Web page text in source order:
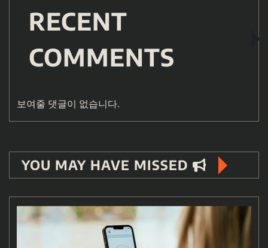
RECENT
COMMENTS
보여줄 댓글이 없습니다.
YOU MAY HAVE MISSED